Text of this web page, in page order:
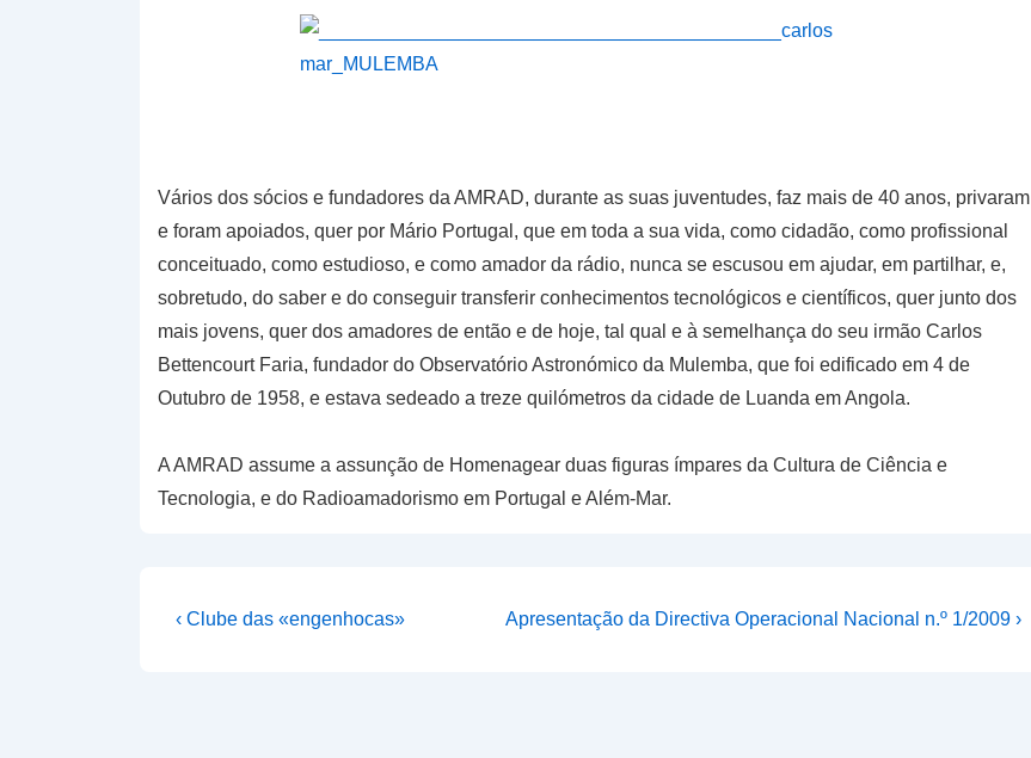
Vários dos sócios e fundadores da AMRAD, durante as suas juventudes, faz mais de 40 anos, privaram
e foram apoiados, quer por Mário Portugal, que em toda a sua vida, como cidadão, como profissional
conceituado, como estudioso, e como amador da rádio, nunca se escusou em ajudar, em partilhar, e,
sobretudo, do saber e do conseguir transferir conhecimentos tecnológicos e científicos, quer junto dos
mais jovens, quer dos amadores de então e de hoje, tal qual e à semelhança do seu irmão Carlos
Bettencourt Faria, fundador do Observatório Astronómico da Mulemba, que foi edificado em 4 de
Outubro de 1958, e estava sedeado a treze quilómetros da cidade de Luanda em Angola.
A AMRAD assume a assunção de Homenagear duas figuras ímpares da Cultura de Ciência e
Tecnologia, e do Radioamadorismo em Portugal e Além-Mar.
Navegação
Previous
‹ Clube das «engenhocas»
Next
Apresentação da Directiva Operacional Nacional n.º 1/2009 ›